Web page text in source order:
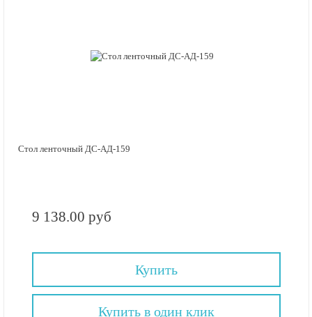
Стол ленточный ДС-АД-159
9 138.00 руб
Купить
Купить в один клик